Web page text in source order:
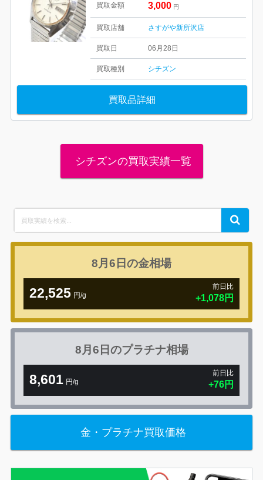
買取金額 3,000 円
買取店舗 さすがや新所沢店
買取日 06月28日
買取種別 シチズン
買取品詳細
シチズンの買取実績一覧
for:
Search
8月6日の金相場
22,525 円/g
前日比
+1,078円
8月6日のプラチナ相場
8,601 円/g
前日比
+76円
金・プラチナ買取価格